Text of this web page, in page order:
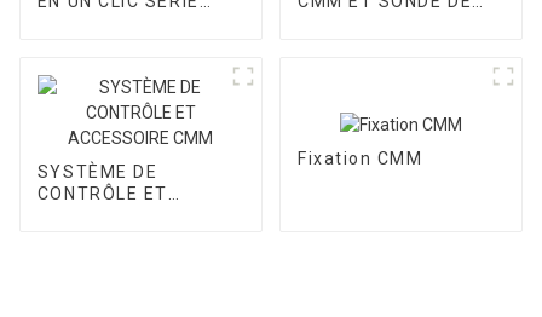
SYSTÈME DE
CONTRÔLE ET
Fixation CMM